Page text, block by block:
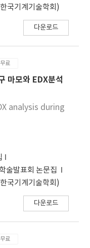
국기계기술학회)
다운로드
료
마모와 EDX분석
analysis during
술발표회 논문집
국기계기술학회)
다운로드
료